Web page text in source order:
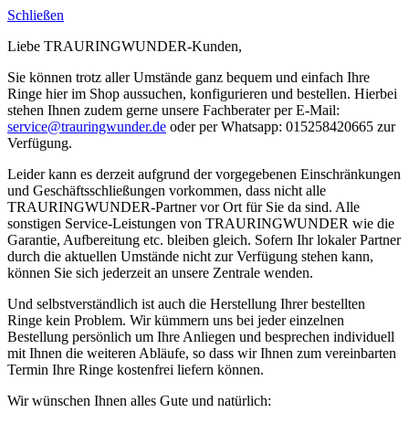
Schließen
Liebe TRAURINGWUNDER-Kunden,
Sie können trotz aller Umstände ganz bequem und einfach Ihre
Ringe hier im Shop aussuchen, konfigurieren und bestellen. Hierbei
stehen Ihnen zudem gerne unsere Fachberater per E-Mail:
service@trauringwunder.de oder per Whatsapp: 015258420665 zur
Verfügung.
Leider kann es derzeit aufgrund der vorgegebenen Einschränkungen
und Geschäftsschließungen vorkommen, dass nicht alle
TRAURINGWUNDER-Partner vor Ort für Sie da sind. Alle
sonstigen Service-Leistungen von TRAURINGWUNDER wie die
Garantie, Aufbereitung etc. bleiben gleich. Sofern Ihr lokaler Partner
durch die aktuellen Umstände nicht zur Verfügung stehen kann,
können Sie sich jederzeit an unsere Zentrale wenden.
Und selbstverständlich ist auch die Herstellung Ihrer bestellten
Ringe kein Problem. Wir kümmern uns bei jeder einzelnen
Bestellung persönlich um Ihre Anliegen und besprechen individuell
mit Ihnen die weiteren Abläufe, so dass wir Ihnen zum vereinbarten
Termin Ihre Ringe kostenfrei liefern können.
Wir wünschen Ihnen alles Gute und natürlich: